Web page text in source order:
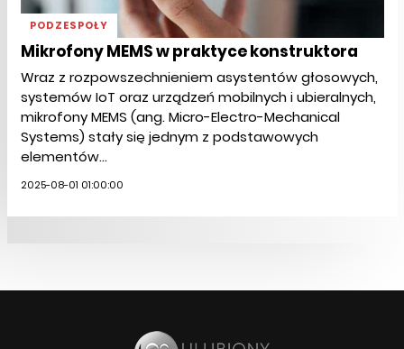
PODZESPOŁY
Mikrofony MEMS w praktyce konstruktora
Wraz z rozpowszechnieniem asystentów głosowych,
systemów IoT oraz urządzeń mobilnych i ubieralnych,
mikrofony MEMS (ang. Micro-Electro-Mechanical
Systems) stały się jednym z podstawowych
elementów...
2025-08-01 01:00:00